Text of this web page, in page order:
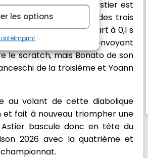
les options
Imprint
trois à ce moment-là, Astier est
le coup, vainqueur des trois
Après avoir réduit l'écart à 0,1 s
l'écart en renvoyant
le scratch, mais Bonato de son
de la troisième et Yoann
au volant de cette diabolique
et fait à nouveau triompher une
bascule donc en tête du
2026 avec la quatrième et